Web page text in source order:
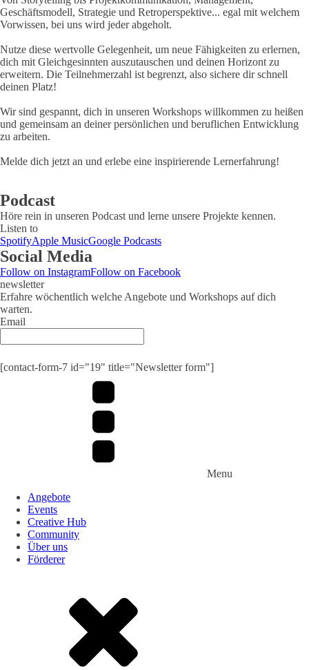
Geschäftsmodell, Strategie und Retroperspektive... egal mit welchem
Vorwissen, bei uns wird jeder abgeholt.
Nutze diese wertvolle Gelegenheit, um neue Fähigkeiten zu erlernen,
dich mit Gleichgesinnten auszutauschen und deinen Horizont zu
erweitern. Die Teilnehmerzahl ist begrenzt, also sichere dir schnell
deinen Platz!
Wir sind gespannt, dich in unseren Workshops willkommen zu heißen
und gemeinsam an deiner persönlichen und beruflichen Entwicklung
zu arbeiten.
Melde dich jetzt an und erlebe eine inspirierende Lernerfahrung!
Podcast
Höre rein in unseren Podcast und lerne unsere Projekte kennen.
Listen to
SpotifyApple MusicGoogle Podcasts
Social Media
Follow on InstagramFollow on Facebook
newsletter
Erfahre wöchentlich welche Angebote und Workshops auf dich
warten.
Email
[contact-form-7 id="19" title="Newsletter form"]
Menu
Angebote
Events
Creative Hub
Community
Über uns
Förderer